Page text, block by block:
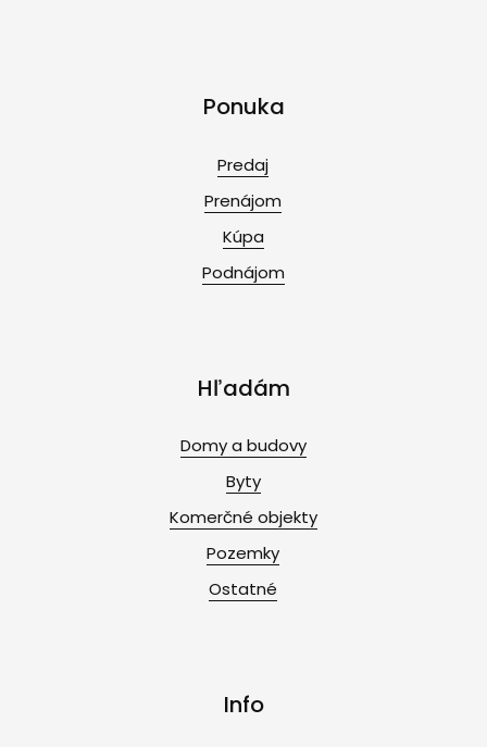
Ponuka
Predaj
Prenájom
Kúpa
Podnájom
Hľadám
Domy a budovy
Byty
Komerčné objekty
Pozemky
Ostatné
Info